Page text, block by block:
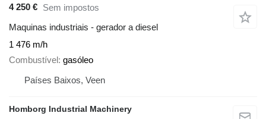
4 250 € Sem impostos
Maquinas industriais - gerador a diesel
1 476 m/h
Combustível gasóleo
Países Baixos, Veen
Homborg Industrial Machinery